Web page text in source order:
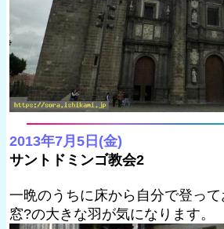
2013年7月5日(金)
サントドミンゴ教会2
一晩のうちに床から自分で登って
窓?の大きな羽が気になります。